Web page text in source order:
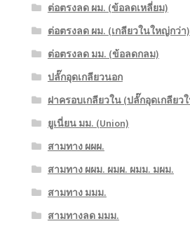
ต่อตรงลด ผม. (ข้อลดเหลี่ยม)
ต่อตรงลด ผม. (เกลียวในใหญ่กว่า)
ต่อตรงลด มม. (ข้อลดกลม)
ปลั๊กอุดเกลียวนอก
ฝาครอบเกลียวใน (ปลั๊กอุดเกลียว
ยูเนี่ยน มม. (Union)
สามทาง ผผผ.
สามทาง ผผม. ผมผ. ผมม. มผม.
สามทาง มมม.
สามทางลด มมม.